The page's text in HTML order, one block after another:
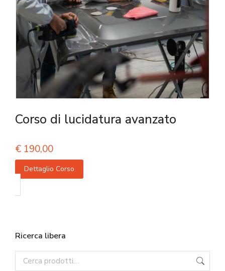
Corso di lucidatura avanzato
€ 190,00
Dettaglio Corso
Ricerca libera